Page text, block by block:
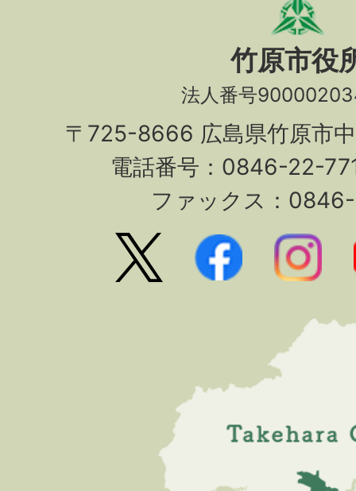
竹原市役
法人番号
〒725-8666 広島県竹原市
電話番号：0846-22-
ファックス：